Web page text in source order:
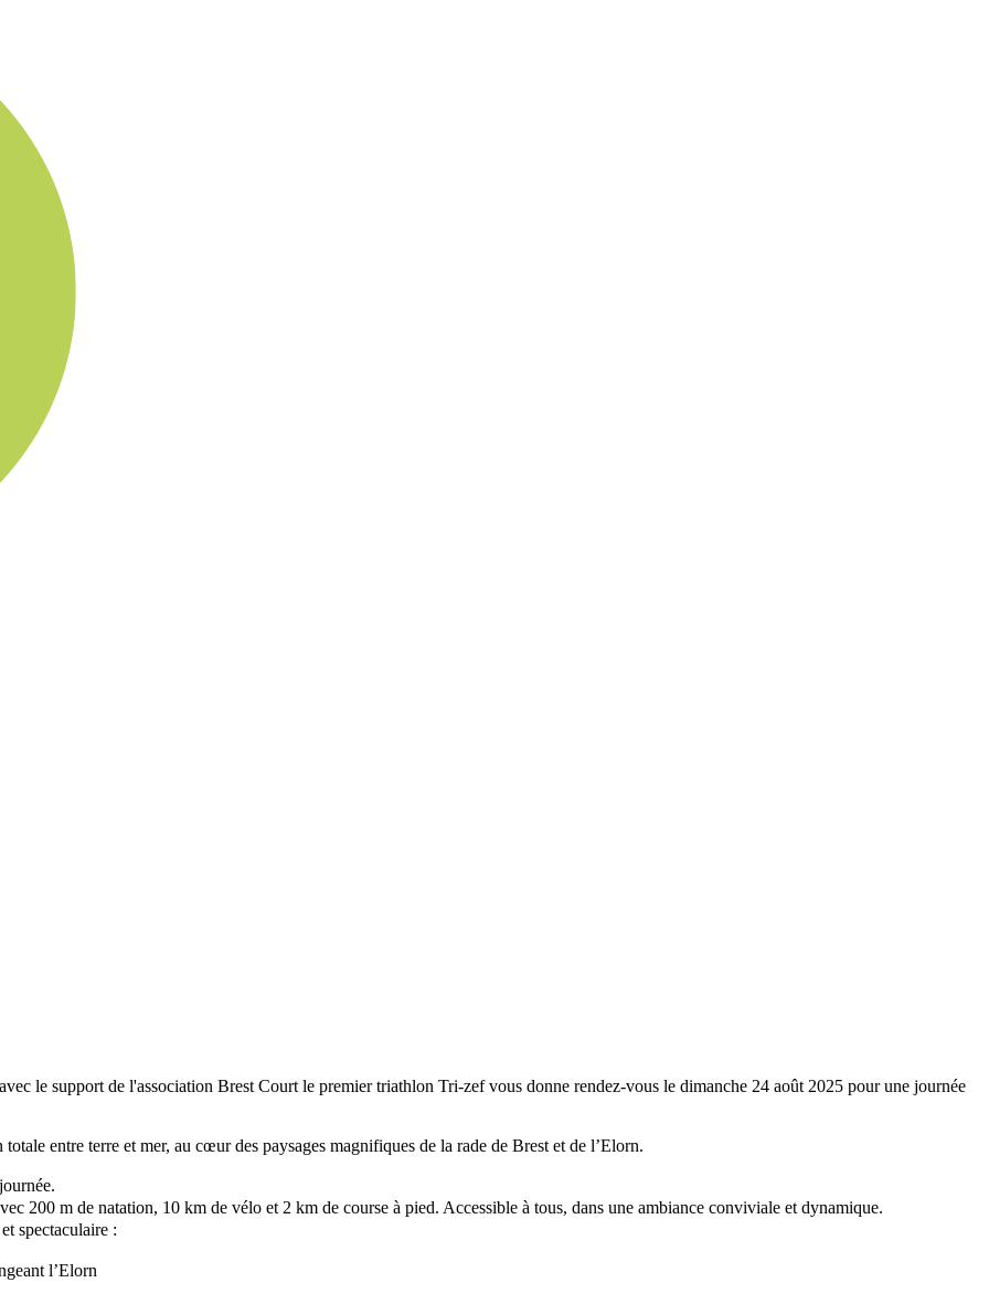
le support de l'association Brest Court le premier triathlon Tri-zef vous donne rendez-vous le dimanche 24 août 2025 pour une journée
entre terre et mer, au cœur des paysages magnifiques de la rade de Brest et de l’Elorn.
200 m de natation, 10 km de vélo et 2 km de course à pied. Accessible à tous, dans une ambiance conviviale et dynamique.
spectaculaire :
l’Elorn